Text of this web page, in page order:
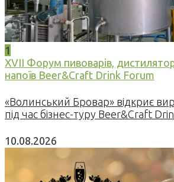
1
XVII Форум пивоварів,
напоїв Beer&Craft Drink Forum
«Волинський Бровар» відкриє
під час бізнес-туру Beer&Craft
10.08.2026